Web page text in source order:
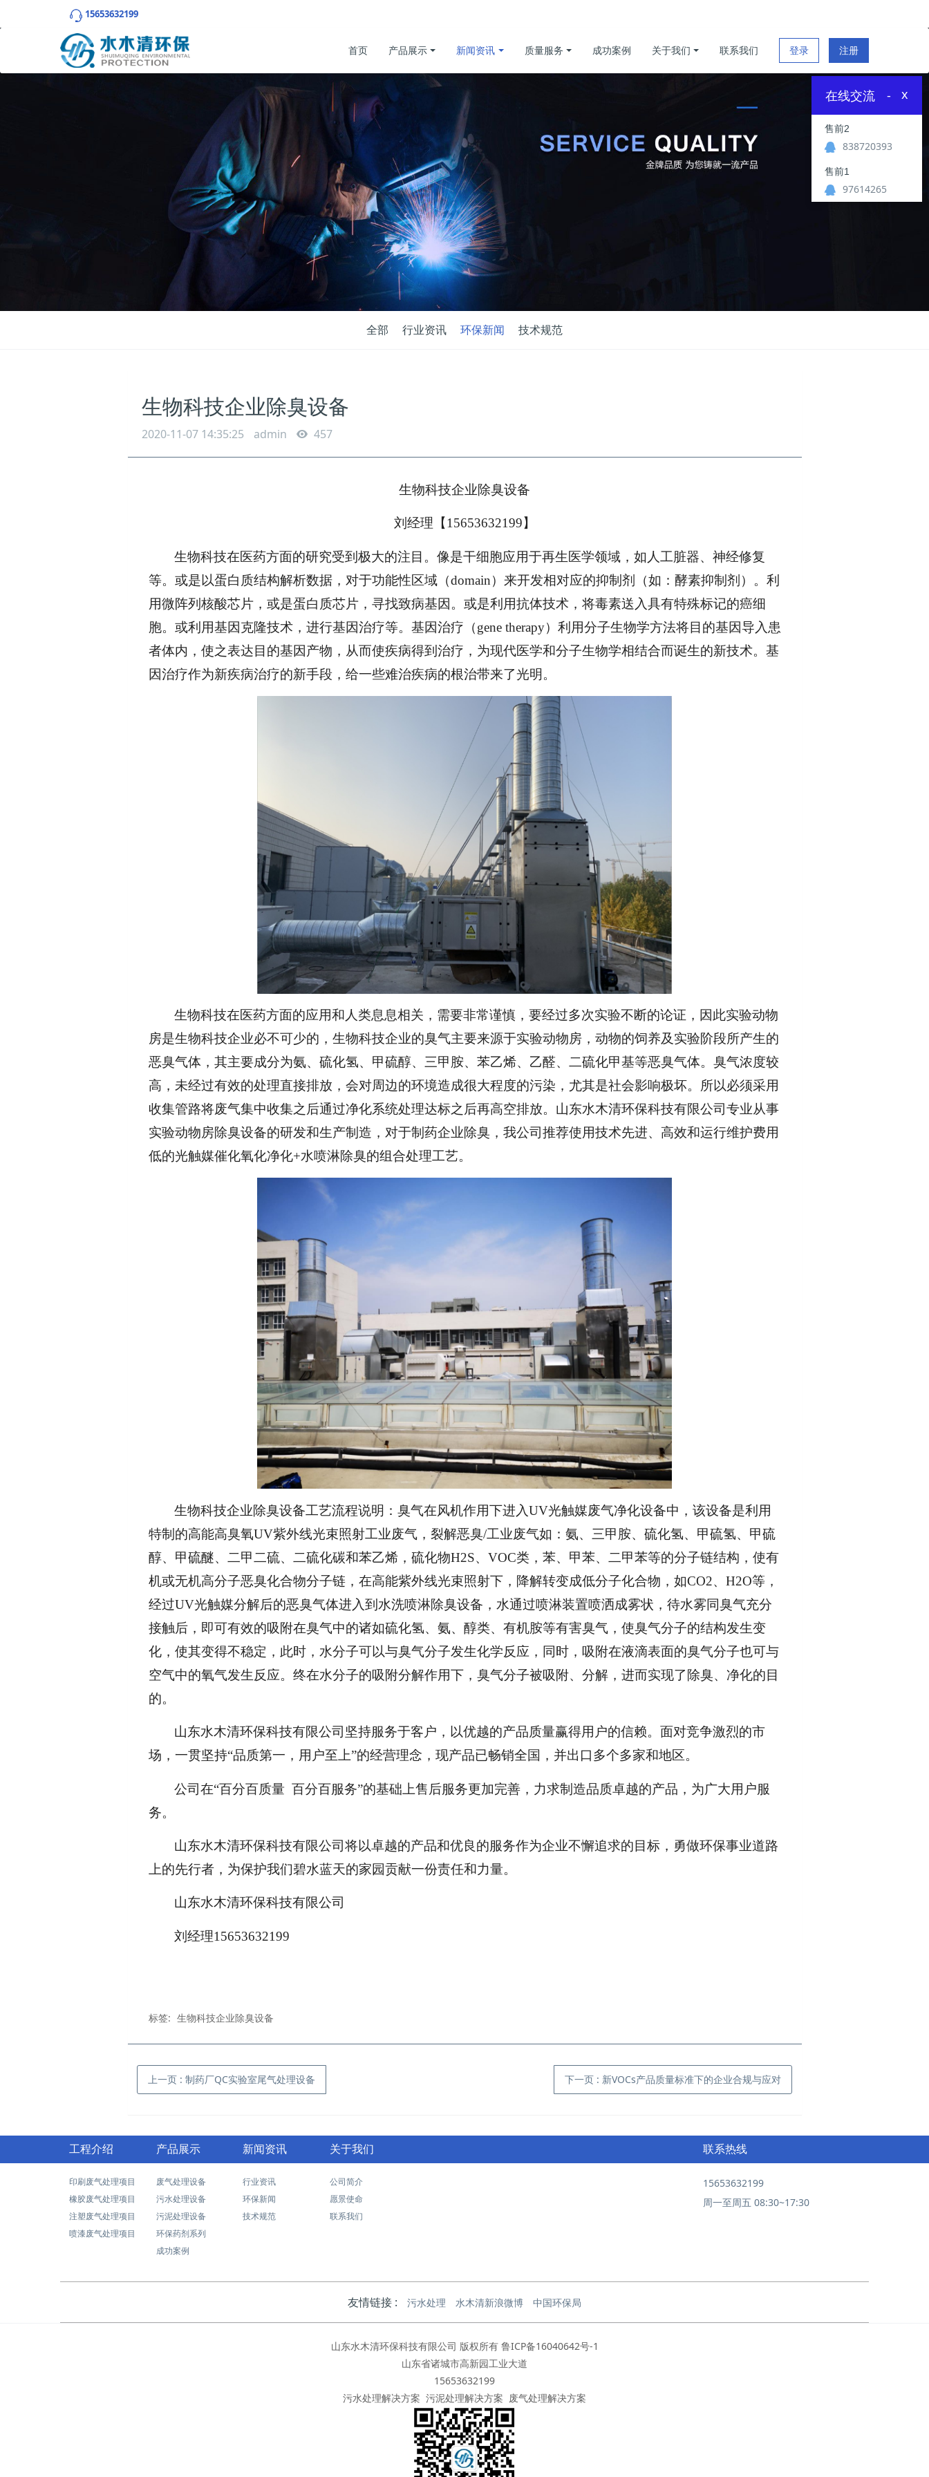
15653632199
登录 注册
首页 产品展示 新闻资讯 质量服务 成功案例 关于我们 联系我们
全部 行业资讯 环保新闻 技术规范
生物科技企业除臭设备
2020-11-07 14:35:25 admin 457
生物科技企业除臭设备
刘经理【15653632199】
生物科技在医药方面的研究受到极大的注目。像是干细胞应用于再生医学领域，如人工脏器、神经修复
等。或是以蛋白质结构解析数据，对于功能性区域（domain）来开发相对应的抑制剂（如：酵素抑制剂）。利
用微阵列核酸芯片，或是蛋白质芯片，寻找致病基因。或是利用抗体技术，将毒素送入具有特殊标记的癌细
胞。或利用基因克隆技术，进行基因治疗等。基因治疗（gene therapy）利用分子生物学方法将目的基因导入患
者体内，使之表达目的基因产物，从而使疾病得到治疗，为现代医学和分子生物学相结合而诞生的新技术。基
因治疗作为新疾病治疗的新手段，给一些难治疾病的根治带来了光明。
生物科技在医药方面的应用和人类息息相关，需要非常谨慎，要经过多次实验不断的论证，因此实验动物
房是生物科技企业必不可少的，生物科技企业的臭气主要来源于实验动物房，动物的饲养及实验阶段所产生的
恶臭气体，其主要成分为氨、硫化氢、甲硫醇、三甲胺、苯乙烯、乙醛、二硫化甲基等恶臭气体。臭气浓度较
高，未经过有效的处理直接排放，会对周边的环境造成很大程度的污染，尤其是社会影响极坏。所以必须采用
收集管路将废气集中收集之后通过净化系统处理达标之后再高空排放。山东水木清环保科技有限公司专业从事
实验动物房除臭设备的研发和生产制造，对于制药企业除臭，我公司推荐使用技术先进、高效和运行维护费用
低的光触媒催化氧化净化+水喷淋除臭的组合处理工艺。
生物科技企业除臭设备工艺流程说明：臭气在风机作用下进入UV光触媒废气净化设备中，该设备是利用
特制的高能高臭氧UV紫外线光束照射工业废气，裂解恶臭/工业废气如：氨、三甲胺、硫化氢、甲硫氢、甲硫
醇、甲硫醚、二甲二硫、二硫化碳和苯乙烯，硫化物H2S、VOC类，苯、甲苯、二甲苯等的分子链结构，使有
机或无机高分子恶臭化合物分子链，在高能紫外线光束照射下，降解转变成低分子化合物，如CO2、H2O等，
经过UV光触媒分解后的恶臭气体进入到水洗喷淋除臭设备，水通过喷淋装置喷洒成雾状，待水雾同臭气充分
接触后，即可有效的吸附在臭气中的诸如硫化氢、氨、醇类、有机胺等有害臭气，使臭气分子的结构发生变
化，使其变得不稳定，此时，水分子可以与臭气分子发生化学反应，同时，吸附在液滴表面的臭气分子也可与
空气中的氧气发生反应。终在水分子的吸附分解作用下，臭气分子被吸附、分解，进而实现了除臭、净化的目
的。
山东水木清环保科技有限公司坚持服务于客户，以优越的产品质量赢得用户的信赖。面对竞争激烈的市
场，一贯坚持“品质第一，用户至上”的经营理念，现产品已畅销全国，并出口多个多家和地区。
公司在“百分百质量 百分百服务”的基础上售后服务更加完善，力求制造品质卓越的产品，为广大用户服
务。
山东水木清环保科技有限公司将以卓越的产品和优良的服务作为企业不懈追求的目标，勇做环保事业道路
上的先行者，为保护我们碧水蓝天的家园贡献一份责任和力量。
山东水木清环保科技有限公司
刘经理15653632199
标签: 生物科技企业除臭设备
上一页 : 制药厂QC实验室尾气处理设备 下一页 : 新VOCs产品质量标准下的企业合规与应对
工程介绍
印刷废气处理项目
橡胶废气处理项目
注塑废气处理项目
喷漆废气处理项目
产品展示
废气处理设备
污水处理设备
污泥处理设备
环保药剂系列
成功案例
新闻资讯
行业资讯
环保新闻
技术规范
关于我们
公司简介
愿景使命
联系我们
联系热线
15653632199
周一至周五 08:30~17:30
友情链接 : 污水处理 水木清新浪微博 中国环保局
山东水木清环保科技有限公司 版权所有 鲁ICP备16040642号-1
山东省诸城市高新园工业大道
15653632199
污水处理解决方案 污泥处理解决方案 废气处理解决方案
在线交流 x
-
售前2
838720393
售前1
97614265